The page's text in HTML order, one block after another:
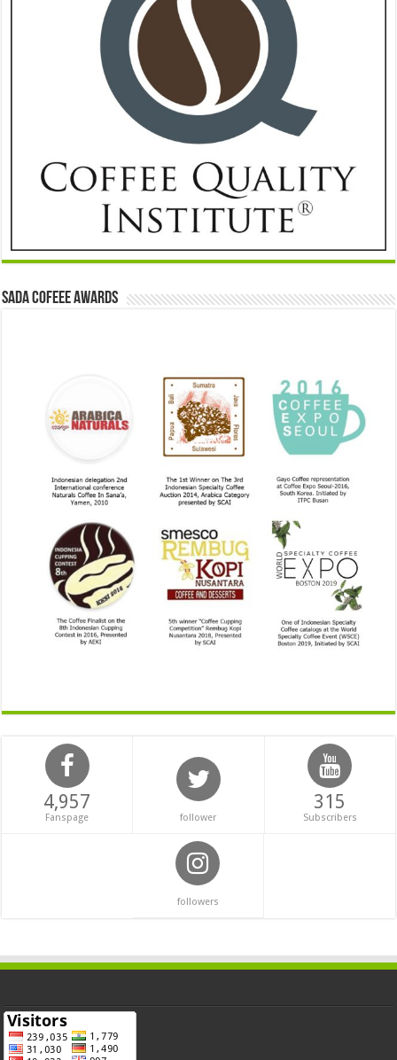
Sada Cofeee Awards
4,957
Fanspage follower
315
Subscribers
followers